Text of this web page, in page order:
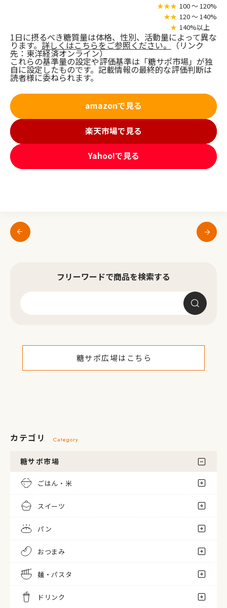
★★★ 100 〜 120%
★★ 120 〜 140%
★ 140%以上
1日に摂るべき糖質量は体格、性別、活動量によって異な
ります。 詳しくはこちらをご参照ください。 （リンク
先：東洋経済オンライン）
これらの基準量の設定や評価基準は「糖サポ市場」が独
自に設定したものです。記載情報の最終的な評価判断は
読者様に委ねられます。
amazonで見る
楽天市場で見る
Yahoo!で見る
フリーワードで商品を検索する
糖サポ広場はこちら
カテゴリ Category
糖サポ市場
ごはん・米
スイーツ
パン
おつまみ
麺・パスタ
ドリンク